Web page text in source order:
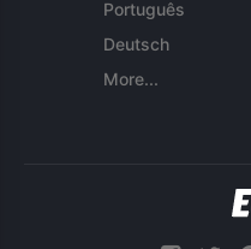
Português
Deutsch
More...